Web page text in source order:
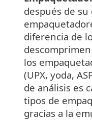
después de
diferencia de
los
(UPX, yoda,
de análisis es
tipos de
gracias a la